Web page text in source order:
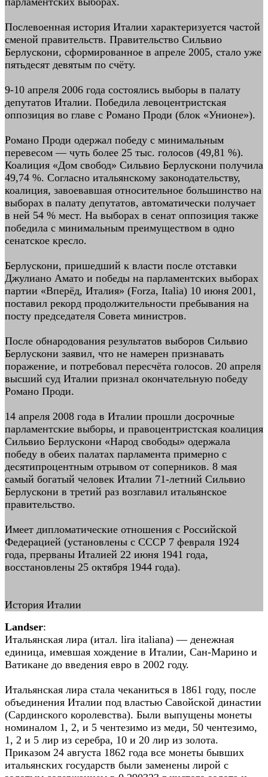
Послевоенная история Италии характеризуется частой
сменой правительств. Правительство Сильвио
Берлускони, сформированное в апреле 2005, стало уже
пятьдесят девятым по счёту.
9-10 апреля 2006 года состоялись выборы в палату
депутатов Италии. Победила левоцентристская
оппозиция во главе с Романо Проди (блок «Унионе»).
Романо Проди одержал победу с минимальным
перевесом — чуть более 25 тыс. голосов (49,81 %).
Коалиция «Дом свобод» Сильвио Берлускони получила
49,74 %. Согласно итальянскому законодательству,
коалиция, завоевавшая относительное большинство на
выборах в палату депутатов, автоматически получает
в ней 54 % мест. На выборах в сенат оппозиция также
победила с минимальным преимуществом в одно
сенатское кресло.
Берлускони, пришедший к власти после отставки
Джулиано Амато и победы на парламентских выборах
партии «Вперёд, Италия» (Forza, Italia) 10 июня 2001,
поставил рекорд продолжительности пребывания на
посту председателя Совета министров.
После обнародования результатов выборов Сильвио
Берлускони заявил, что не намерен признавать
поражение, и потребовал пересчёта голосов. 20 апреля
высший суд Италии признал окончательную победу
Романо Проди.
14 апреля 2008 года в Италии прошли досрочные
парламентские выборы, и правоцентристская коалиция
Сильвио Берлускони «Народ свободы» одержала
победу в обеих палатах парламента примерно с
десятипроцентным отрывом от соперников. 8 мая
самый богатый человек Италии 71-летний Сильвио
Берлускони в третий раз возглавил итальянское
правительство.
Имеет дипломатические отношения с Российской
Федерацией (установлены с СССР 7 февраля 1924
года, прерваны Италией 22 июня 1941 года,
восстановлены 25 октября 1944 года).
История Италии
Landser:
Итальянская лира (итал. lira italiana) — денежная
единица, имевшая хождение в Италии, Сан-Марино и
Ватикане до введения евро в 2002 году.
Итальянская лира стала чеканиться в 1861 году, после
объединения Италии под властью Савойской династии
(Сардинского королевства). Были выпущены монеты
номиналом 1, 2, и 5 чентезимо из меди, 50 чентезимо,
1, 2 и 5 лир из серебра, 10 и 20 лир из золота.
Приказом 24 августа 1862 года все монеты бывших
итальянских государств были заменены лирой с